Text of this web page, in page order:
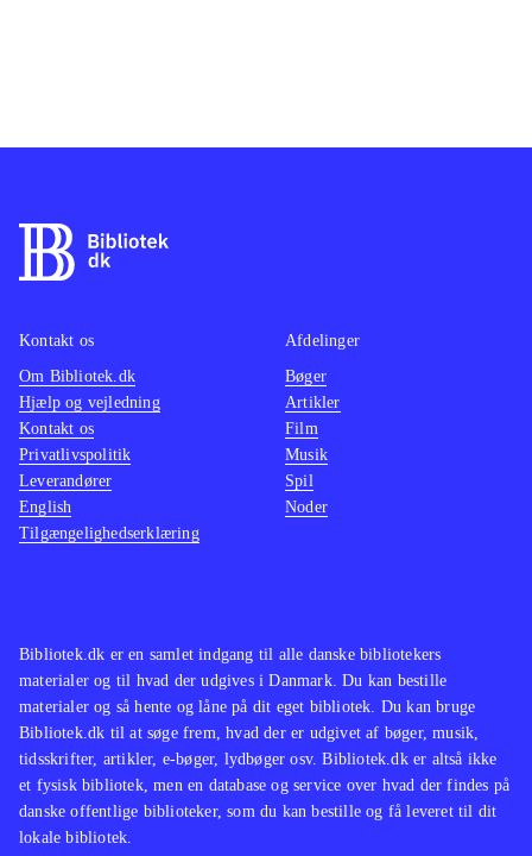
Bibliotek.dk er en samlet indgang til alle danske bibliotekers
materialer og til hvad der udgives i Danmark. Du kan bestille
materialer og så hente og låne på dit eget bibliotek. Du kan bruge
Bibliotek.dk til at søge frem, hvad der er udgivet af bøger, musik,
tidsskrifter, artikler, e-bøger, lydbøger osv. Bibliotek.dk er altså ikke
et fysisk bibliotek, men en database og service over hvad der findes på
danske offentlige biblioteker, som du kan bestille og få leveret til dit
lokale bibliotek.
Kontakt os
Om Bibliotek.dk
Hjælp og vejledning
Kontakt os
Privatlivspolitik
Leverandører
English
Tilgængelighedserklæring
Afdelinger
Bøger
Artikler
Film
Musik
Spil
Noder